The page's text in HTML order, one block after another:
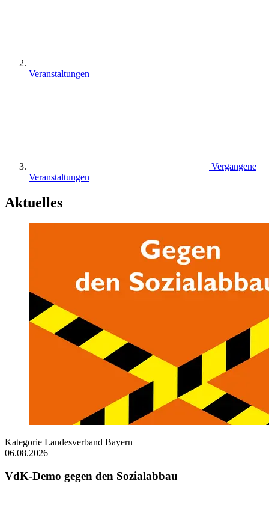
Veranstaltungen
Vergangene
Veranstaltungen
Aktuelles
Kategorie Landesverband Bayern
06.08.2026
VdK-Demo gegen den Sozialabbau